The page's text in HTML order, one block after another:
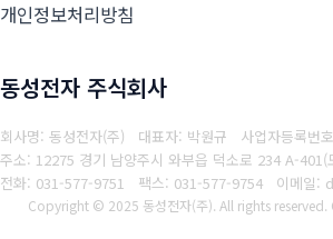
개인정보처리방침
동성전자 주식회사
회사명: 동성전자(주) 대표자: 박원규 사업자등록번
주소: 12275 경기 남양주시 와부읍 덕소로 234 A-401(
전화: 031-577-9751
팩스: 031-577-9754 이메일:
Copyright © 2025 동성전자(주). All rights reserved.